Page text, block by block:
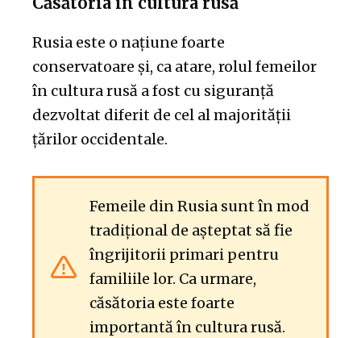
Rusia este o națiune foarte
conservatoare și, ca atare, rolul femeilor
în cultura rusă a fost cu siguranță
dezvoltat diferit de cel al majorității
țărilor occidentale.
Femeile din Rusia sunt în mod
tradițional de așteptat să fie
îngrijitorii primari pentru
familiile lor. Ca urmare,
căsătoria este foarte
importantă în cultura rusă.